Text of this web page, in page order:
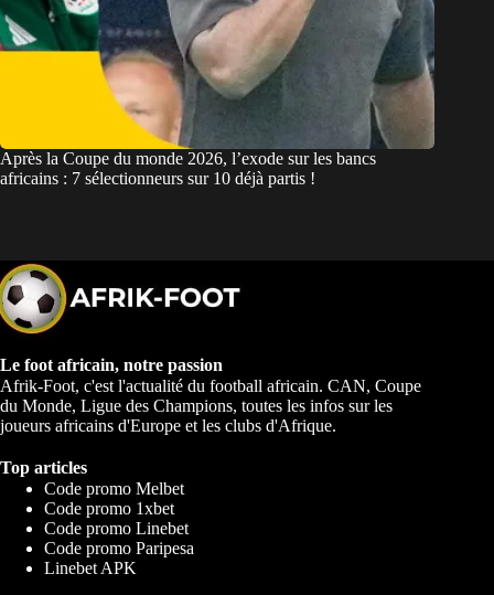
Après la Coupe du monde 2026, l’exode sur les bancs
africains : 7 sélectionneurs sur 10 déjà partis !
Le foot africain, notre passion
Afrik-Foot, c'est l'actualité du football africain. CAN, Coupe
du Monde, Ligue des Champions, toutes les infos sur les
joueurs africains d'Europe et les clubs d'Afrique.
Top articles
Code promo Melbet
Code promo 1xbet
Code promo Linebet
Code promo Paripesa
Linebet APK